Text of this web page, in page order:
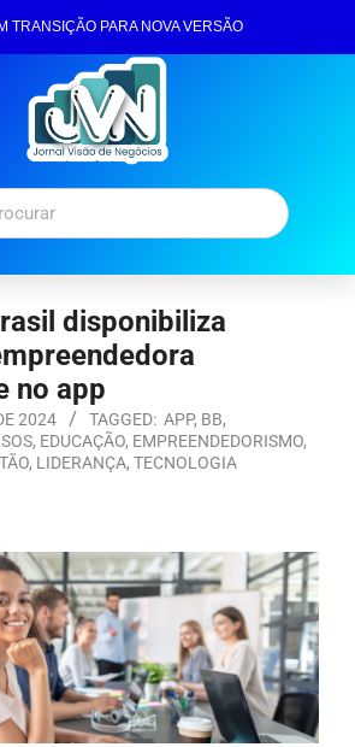
TRANSIÇÃO PARA NOVA VERSÃO
disponibiliza
no app
2024 TAGGED: APP, BB,
, EDUCAÇÃO, EMPREENDEDORISMO,
, LIDERANÇA, TECNOLOGIA